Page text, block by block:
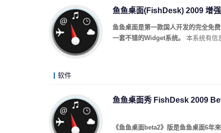
鱼鱼桌面(FishDesk) 2009 增
鱼鱼桌面是第一款国人开发的完全免
一套不错的Widget系统。
本系统有信
软件
鱼鱼桌面秀 FishDesk 2009
《鱼鱼桌面beta2》版是鱼鱼桌面6年